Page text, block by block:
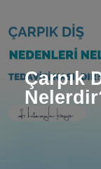
Çarpık